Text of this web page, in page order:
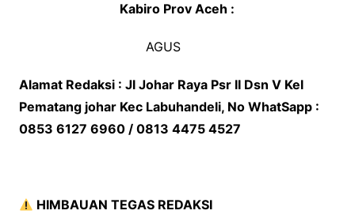
Kabiro Prov Aceh :
AGUS
Alamat Redaksi : Jl Johar Raya Psr II Dsn V Kel
Pematang johar Kec Labuhandeli, No WhatSapp :
0853 6127 6960 / 0813 4475 4527
HIMBAUAN TEGAS REDAKSI